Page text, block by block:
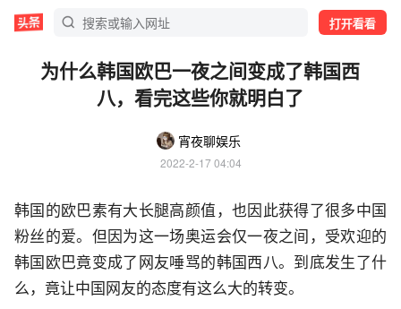
打开看看
为什么韩国欧巴一夜之间变成了韩国西
八，看完这些你就明白了
宵夜聊娱乐
2022-2-17 04:04
韩国的欧巴素有大长腿高颜值，也因此获得了很多中国
粉丝的爱。但因为这一场奥运会仅一夜之间，受欢迎的
韩国欧巴竟变成了网友唾骂的韩国西八。到底发生了什
么，竟让中国网友的态度有这么大的转变。